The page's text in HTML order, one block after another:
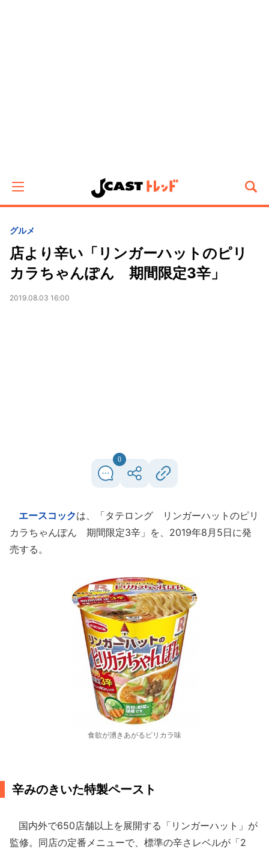
グルメ
店より辛い「リンガーハットのピリ
カラちゃんぽん 期間限定3辛」
2019.08.03 16:00
0
エースコックは、「タテロング リンガーハットのピリ
カラちゃんぽん 期間限定3辛」を、2019年8月5日に発
売する。
食欲が湧きあがるピリカラ味
辛みのきいた特製ペースト
国内外で650店舗以上を展開する「リンガーハット」が
監修。同店の定番メニューで、標準の辛さレベルが「2